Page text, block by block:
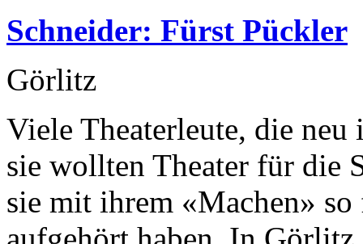
Schneider: Fürst Pückler
Görlitz
Viele Theaterleute, die
sie wollten Theater für die
sie mit ihrem «Machen»